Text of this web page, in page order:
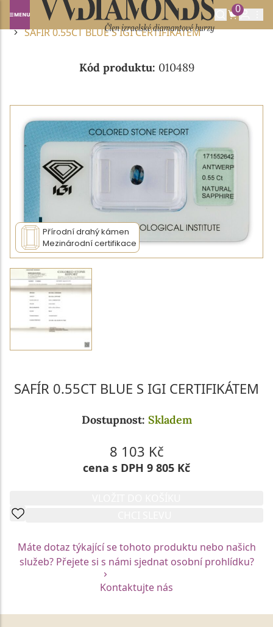
0
Domů DRAHOKAMY A POLODRAHOKAMY
SAFÍR
SAFÍR 0.55CT BLUE S IGI CERTIFIKÁTEM
Kód produktu: 010489
Přírodní drahý kámen
Mezinárodní certifikace
SAFÍR 0.55CT BLUE S IGI CERTIFIKÁTEM
Dostupnost: Skladem
8 103 Kč
cena s DPH 9 805 Kč
Máte dotaz týkající se tohoto produktu nebo našich
služeb? Přejete si s námi sjednat osobní prohlídku?
Kontaktujte nás